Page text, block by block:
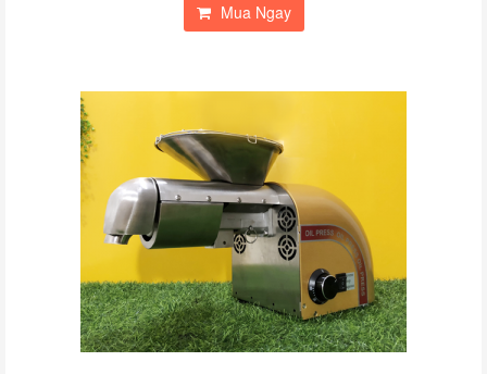
Mua Ngay